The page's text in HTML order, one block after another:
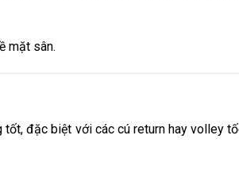
mặt sân.
đặc biệt với các cú return hay volley